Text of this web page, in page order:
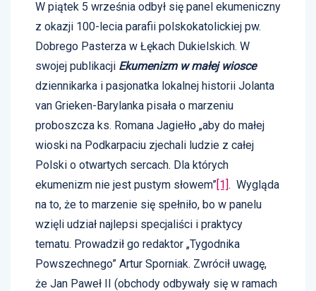
W piątek 5 września odbył się panel ekumeniczny
z okazji 100-lecia parafii polskokatolickiej pw.
Dobrego Pasterza w Łękach Dukielskich. W
swojej publikacji Ekumenizm w małej wiosce
dziennikarka i pasjonatka lokalnej historii Jolanta
van Grieken-Barylanka pisała o marzeniu
proboszcza ks. Romana Jagiełło „aby do małej
wioski na Podkarpaciu zjechali ludzie z całej
Polski o otwartych sercach. Dla których
ekumenizm nie jest pustym słowem”[1]. Wygląda
na to, że to marzenie się spełniło, bo w panelu
wzięli udział najlepsi specjaliści i praktycy
tematu. Prowadził go redaktor „Tygodnika
Powszechnego” Artur Sporniak. Zwrócił uwagę,
że Jan Paweł II (obchody odbywały się w ramach